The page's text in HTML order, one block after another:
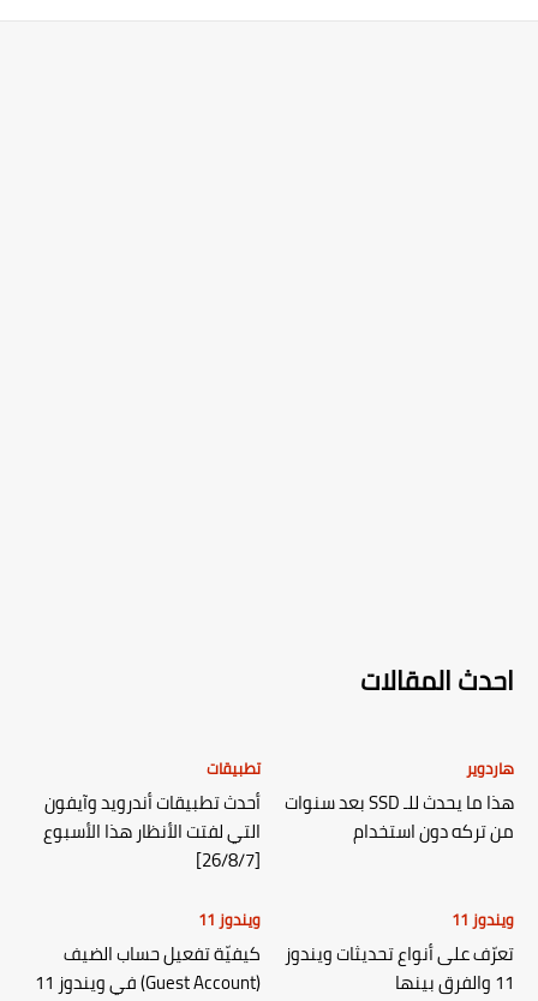
احدث المقالات
هاردوير
هذا ما يحدث للـ SSD بعد سنوات
من تركه دون استخدام
تطبيقات
أحدث تطبيقات أندرويد وآيفون
التي لفتت الأنظار هذا الأسبوع
[26/8/7]
ويندوز 11
تعرّف على أنواع تحديثات ويندوز
11 والفرق بينها
ويندوز 11
كيفيّة تفعيل حساب الضيف
(Guest Account) في ويندوز 11